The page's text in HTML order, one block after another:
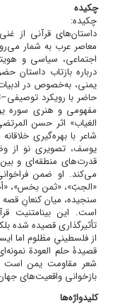
چکیده
چکیده:
داستان‌های قرآنی از
معاصر عرب به شمار
اجتماعی، سیاسی و
درباره بازتاب
یمنی، به‌خصوص در
حاضر با رویکرد
مفهومی و هنری سوره
الغیاب» اثر حسن
شاعر با بهره‌گیری
یوسف، تصویری نو از
قدرت‌های منطقه‌ای و
می‌کند. او ضمن
«الجبّ»، «ثمن بخس»،
سنجیده، میان کنعانِ قصه
است. این بینامتنیت
تأثیرگذاری قصیده شده
از فلسطینیِ مظلوم اما
قصیدۀ حلم العودة
شعر مقاومت یمن است
بازخوانی واقعیت‌های
کلیدواژه‌ها